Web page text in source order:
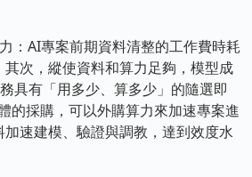
AI專案前期資料清整的工作費時耗
次，縱使資料和算力足夠，模型成
具有「用多少、算多少」的隨選即
的採購，可以外購算力來加速專案進
速建模、驗證與調教，達到效度水